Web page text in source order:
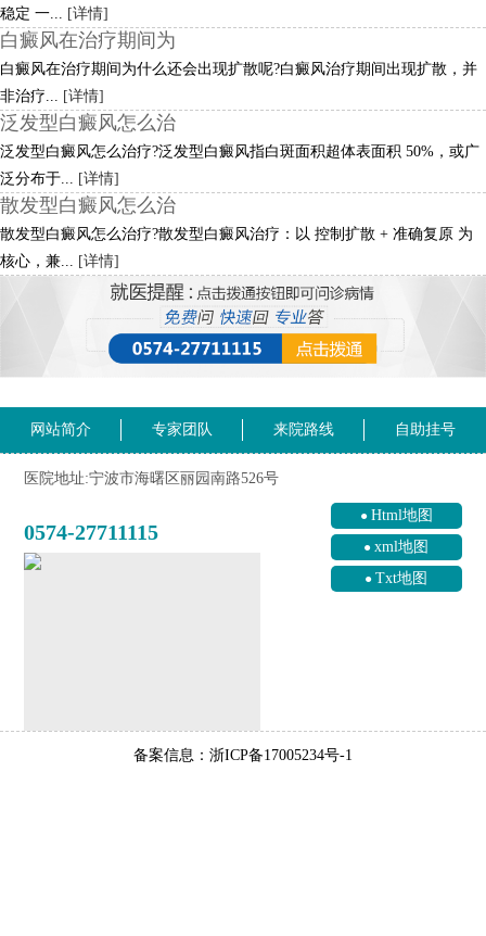
稳定 一... [详情]
白癜风在治疗期间为
白癜风在治疗期间为什么还会出现扩散呢?白癜风治疗期间出现扩散，并
非治疗... [详情]
泛发型白癜风怎么治
泛发型白癜风怎么治疗?泛发型白癜风指白斑面积超体表面积 50%，或广
泛分布于... [详情]
散发型白癜风怎么治
散发型白癜风怎么治疗?散发型白癜风治疗：以 控制扩散 + 准确复原 为
核心，兼... [详情]
网站简介 专家团队 来院路线 自助挂号
医院地址:宁波市海曙区丽园南路526号
0574-27711115
Html地图
xml地图
Txt地图
备案信息：浙ICP备17005234号-1